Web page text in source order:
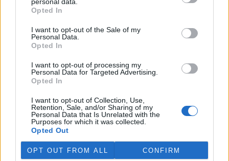
Opted In
I want to opt-out of the Sale of my
Personal Data.
Opted In
I want to opt-out of processing my
Personal Data for Targeted Advertising.
Opted In
I want to opt-out of Collection, Use,
Retention, Sale, and/or Sharing of my
Personal Data that Is Unrelated with the
Purposes for which it was collected.
Opted Out
OPT OUT FROM ALL CONFIRM
tisknout poslat
Online diskuse